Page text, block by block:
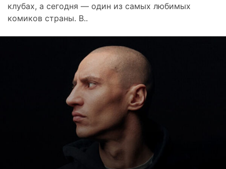
клубах, а сегодня — один из самых любимых
комиков страны. В..